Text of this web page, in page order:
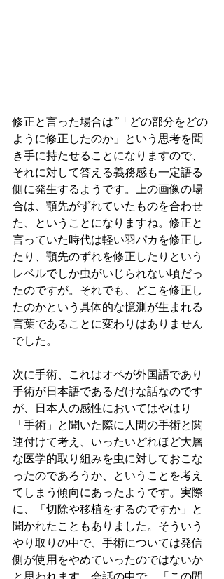
修正と言った場合は”「どの部分をどの
ように修正したのか」という思考を聞
き手に持たせることになりますので、
それに対して答える義務感も一定語る
側に発生するようです。上の画像の場
合は、顎先がずれていたものを合わせ
た、ということになりますね。修正と
言っていた時代は軽い羽パカを修正し
たり、顎先のずれを修正したりという
レベルでしか虫がいじられない頃だっ
たのですが。それでも、どこを修正し
たのかという具体的な憶測が生まれる
言葉であることに変わりはありません
でした。
次に手術、これはオペが外国語であり
手術が日本語であるだけな話なのです
が、日本人の感性においてはやはり
「手術」と聞いた際に人間の手術と関
連付けて考え、いったいどれほど大層
な医学的取り組みを虫に対しておこな
ったのであろうか、ということを考え
てしまう傾向にあったようです。実際
に、「切除や移植をするのですか」と
聞かれたこともありました。そういう
やり取りの中で、手術については発信
側が使用をやめていったのではないか